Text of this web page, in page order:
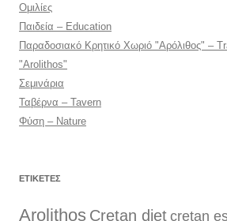
Ομιλίες
Παιδεία – Education
Παραδοσιακό Κρητικό Χωριό "Αρόλιθος" –
"Arolithos"
Σεμινάρια
Ταβέρνα – Tavern
Φύση – Nature
ΕΤΙΚΈΤΕΣ
Arolithos Cretan dietcretan